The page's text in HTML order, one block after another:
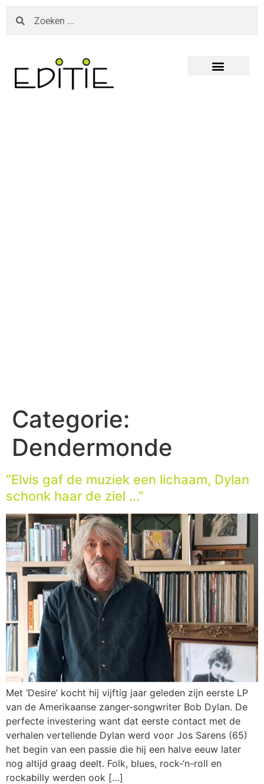
Categorie:
Dendermonde
“Elvis gaf de muziek een lichaam, Dylan
schonk haar de ziel …”
Met ‘Desire’ kocht hij vijftig jaar geleden zijn eerste LP
van de Amerikaanse zanger-songwriter Bob Dylan. De
perfecte investering want dat eerste contact met de
verhalen vertellende Dylan werd voor Jos Sarens (65)
het begin van een passie die hij een halve eeuw later
nog altijd graag deelt. Folk, blues, rock-‘n-roll en
rockabilly werden ook […]